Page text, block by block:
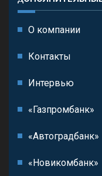
О компании
Контакты
Интервью
«Газпромбанк»
«Автоградбанк»
«Новикомбанк»